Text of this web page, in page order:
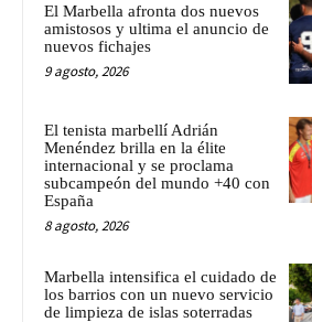
El Marbella afronta dos nuevos
amistosos y ultima el anuncio de
nuevos fichajes
9 agosto, 2026
El tenista marbellí Adrián
Menéndez brilla en la élite
internacional y se proclama
subcampeón del mundo +40 con
España
8 agosto, 2026
Marbella intensifica el cuidado de
los barrios con un nuevo servicio
de limpieza de islas soterradas